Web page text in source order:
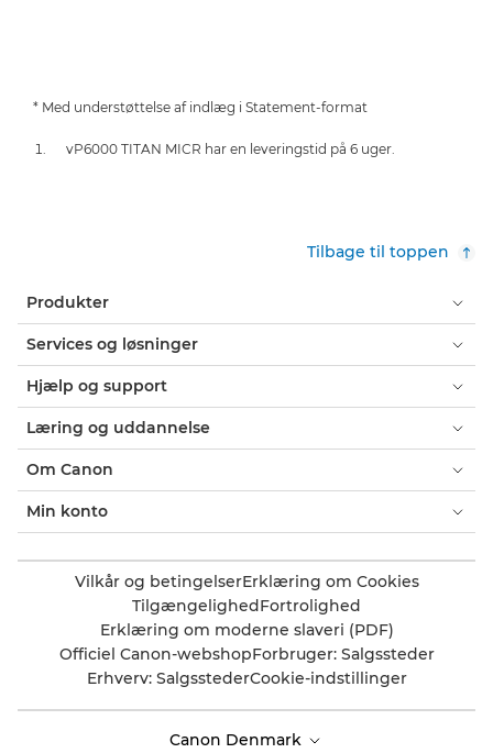
* Med understøttelse af indlæg i Statement-format
vP6000 TITAN MICR har en leveringstid på 6 uger.
Tilbage til toppen
Produkter
Services og løsninger
Hjælp og support
Læring og uddannelse
Om Canon
Min konto
Vilkår og betingelserErklæring om Cookies
TilgængelighedFortrolighed
Erklæring om moderne slaveri (PDF)
Officiel Canon-webshopForbruger: Salgssteder
Erhverv: SalgsstederCookie-indstillinger
Canon Denmark